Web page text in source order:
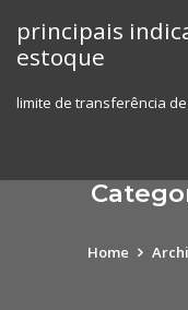
content
principais
estoque
limite de transferência
Home